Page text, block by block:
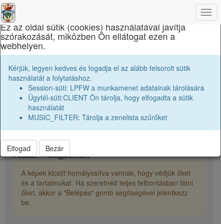
Református Kollégium
whatshot
0
Főalbum
1
Megjelölések
A képek kicsitt homályosítva vannak, hogy védjük őket
és a tartalmukat. Ha szeretnéd teljes felbontásban látni
őket, akkor a "Belépés" gomb segítségével jelentkezz
be.
×
Ez az oldal sütik (cookies) használatával javítja
szórakozását, miközben Ön ellátogat ezen a
webhelyen.
Kérjük, legyen kedves és fogadja el az alább felsorolt sütik
használatát a folytatáshoz.
Session-süti: LPFW a munkamenet adatainak tárolására
Ügyfél-süti:CLIENT Ön tárolja, hogy elfogadta a sütik
használatát
MUSIC_FILTER: Tárolja a zenelista szűrőket
Elfogad Bezár